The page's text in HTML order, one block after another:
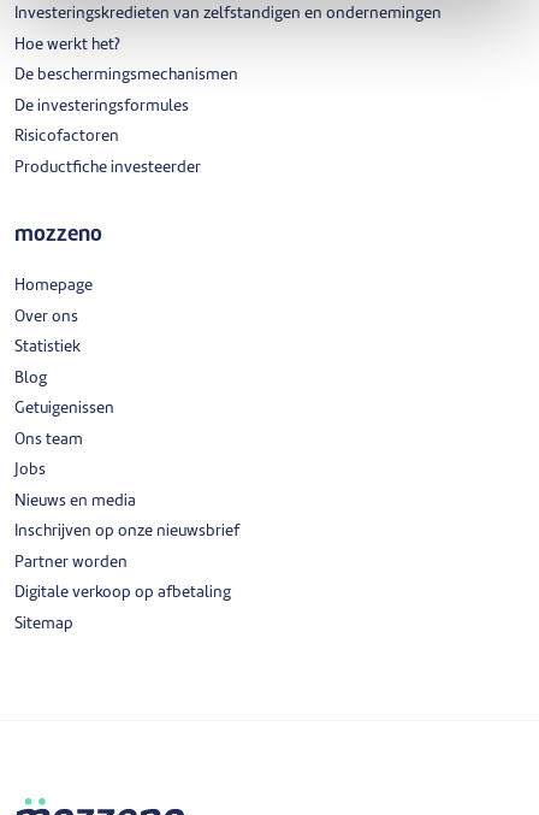
Investeringskredieten van zelfstandigen en ondernemingen
Hoe werkt het?
De beschermingsmechanismen
De investeringsformules
Risicofactoren
Productfiche investeerder
mozzeno
Homepage
Over ons
Statistiek
Blog
Getuigenissen
Ons team
Jobs
Nieuws en media
Inschrijven op onze nieuwsbrief
Partner worden
Digitale verkoop op afbetaling
Sitemap